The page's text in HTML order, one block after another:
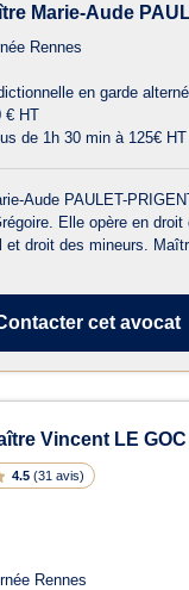
Marie-Aude
Rennes
en garde
€ HT
de 1h 30 min à 125€ HT
Aude PAULET-
Elle opère en
et droit des mineurs.
cet avocat
Vincent LE GOC
4.5 (31 avis)
Rennes